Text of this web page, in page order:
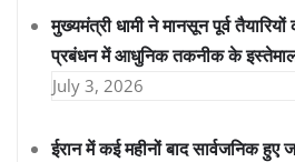
मुख्यमंत्री धामी ने मानसून पूर्व
प्रबंधन में आधुनिक तकनीक के इस्तेमाल
July 3, 2026
ईरान में कई महीनों बाद सार्वजनिक